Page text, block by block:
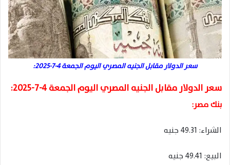
سعر الدولار مقابل الجنيه المصري اليوم الجمعة 4-7-2025:
سعر الدولار مقابل الجنيه المصري اليوم الجمعة 4-7-2025:
بنك مصر:
الشراء: 49.31 جنيه
البيع: 49.41 جنيه